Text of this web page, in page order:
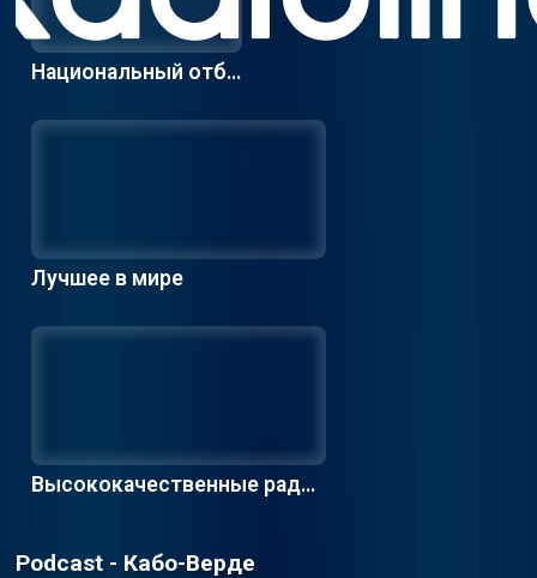
Национальный отбо
Лучшее в мире
Высококачественные радио
Podcast - Кабо-Верде